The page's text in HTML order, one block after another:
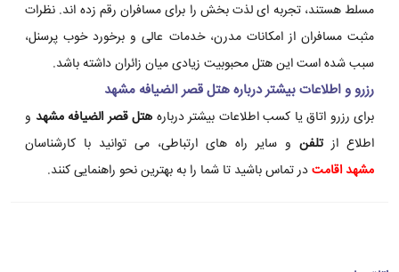
مسلط هستند، تجربه ای لذت بخش را برای مسافران رقم زده اند. نظرات
مثبت مسافران از امکانات مدرن، خدمات عالی و برخورد خوب پرسنل،
سبب شده است این هتل محبوبیت زیادی میان زائران داشته باشد.
رزرو و اطلاعات بیشتر درباره هتل قصر الضیافه مشهد
برای رزرو اتاق یا کسب اطلاعات بیشتر درباره هتل قصر الضیافه مشهد و
اطلاع ازتلفن و سایر راه های ارتباطی، می توانید با کارشناسان
مشهد اقامتدر تماس باشید تا شما را به بهترین نحو راهنمایی کنند.